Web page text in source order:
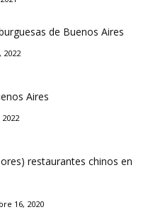
de Buenos Aires
Aires
restaurantes chinos en
16, 2020